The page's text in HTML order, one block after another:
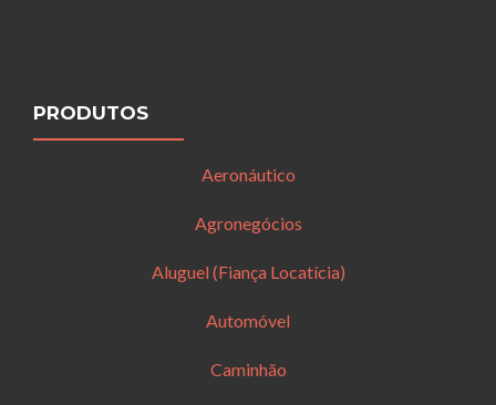
PRODUTOS
Aeronáutico
Agronegócios
Aluguel (Fiança Locatícia)
Automóvel
Caminhão